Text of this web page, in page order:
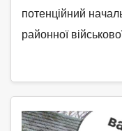
потенційний
районної